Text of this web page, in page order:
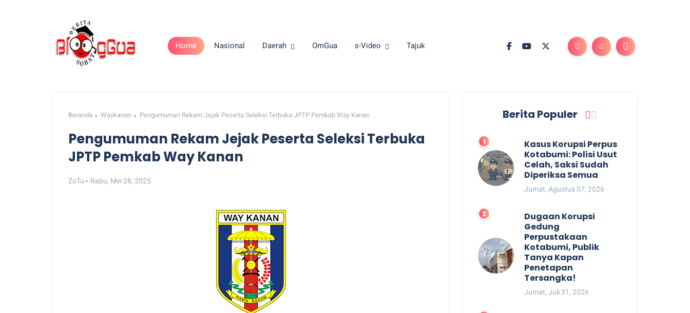
Home Nasional Daerah OmGua s-Video Tajuk
Beranda Waykanan Pengumuman Rekam Jejak Peserta Seleksi Terbuka JPTP Pemkab Way Kanan
Pengumuman Rekam Jejak Peserta Seleksi Terbuka
JPTP Pemkab Way Kanan
ZoTu Rabu, Mei 28, 2025
Berita Populer
Kasus Korupsi Perpus
Kotabumi: Polisi Usut
Celah, Saksi Sudah
Diperiksa Semua
Jumat, Agustus 07, 2026
Dugaan Korupsi
Gedung
Perpustakaan
Kotabumi, Publik
Tanya Kapan
Penetapan
Tersangka!
Jumat, Juli 31, 2026